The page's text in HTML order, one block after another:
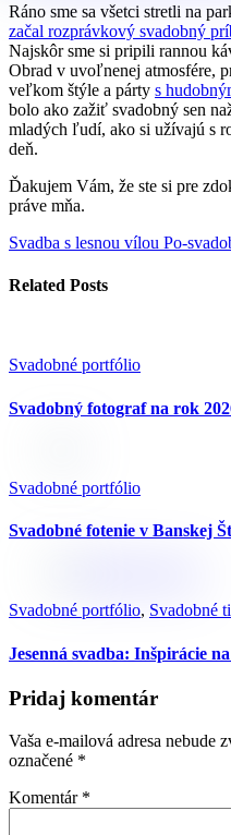
Ráno sme sa všetci stretli na
začal rozprávkový svadobný
Najskôr sme si pripili rannou
Obrad v uvoľnenej atmosfére,
veľkom štýle a párty s
bolo ako zažiť svadobný sen
mladých ľudí, ako si užívajú s
deň.
Ďakujem Vám, že ste si pre
práve mňa.
Svadba s lesnou vílou Po-
Related Posts
Svadobné portfólio
Svadobný fotograf na rok
Svadobné portfólio
Svadobné fotenie v Banskej
Svadobné portfólio, Svadobné
Jesenná svadba: Inšpirácie
Pridaj komentár
Vaša e-mailová adresa nebude
označené *
Komentár *